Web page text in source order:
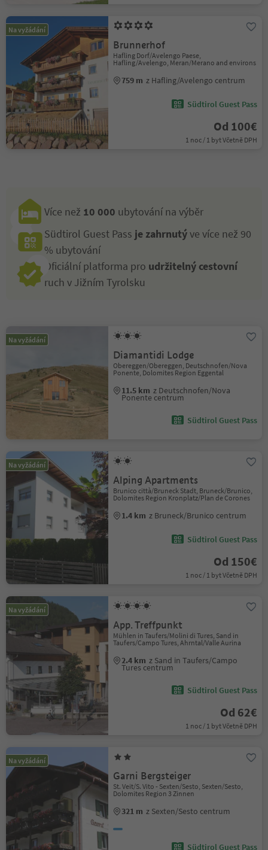
Na vyžádání
Brunnerhof
Hafling Dorf/Avelengo Paese,
Hafling/Avelengo, Meran/Merano and environs
759 m z Hafling/Avelengo centrum
Südtirol Guest Pass
Od 100€
1 noc / 1 byt Včetně DPH
Více než 10 000 ubytování na výběr
Südtirol Guest Pass je zahrnutýve více než 90
% ubytování
Oficiální platforma pro udržitelný cestovní
ruch v Jižním Tyrolsku
Na vyžádání
Diamantidi Lodge
Obereggen/Obereggen, Deutschnofen/Nova
Ponente, Dolomites Region Eggental
11.5 km z Deutschnofen/Nova
Ponente centrum
Südtirol Guest Pass
Na vyžádání
Alping Apartments
Brunico città/Bruneck Stadt, Bruneck/Brunico,
Dolomites Region Kronplatz/Plan de Corones
1.4 km z Bruneck/Brunico centrum
Südtirol Guest Pass
Od 150€
1 noc / 1 byt Včetně DPH
Na vyžádání
App. Treffpunkt
Mühlen in Taufers/Molini di Tures, Sand in
Taufers/Campo Tures, Ahrntal/Valle Aurina
2.4 km z Sand in Taufers/Campo
Tures centrum
Südtirol Guest Pass
Od 62€
1 noc / 1 byt Včetně DPH
Na vyžádání
Garni Bergsteiger
St. Veit/S. Vito - Sexten/Sesto, Sexten/Sesto,
Dolomites Region 3 Zinnen
321 m z Sexten/Sesto centrum
Südtirol Guest Pass